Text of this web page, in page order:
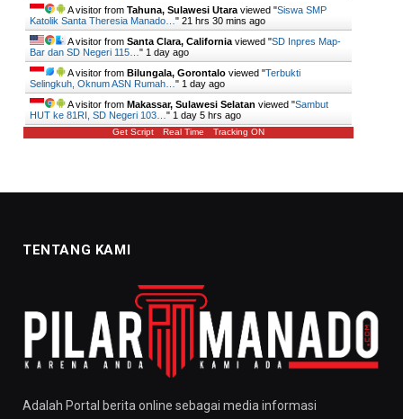
A visitor from Tahuna, Sulawesi Utara viewed "Siswa SMP
Katolik Santa Theresia Manado… " 21 hrs 30 mins ago
A visitor from Santa Clara, California viewed "SD Inpres Map-
Bar dan SD Negeri 115… " 1 day ago
A visitor from Bilungala, Gorontalo viewed "Terbukti
Selingkuh, Oknum ASN Rumah… " 1 day ago
A visitor from Makassar, Sulawesi Selatan viewed "Sambut
HUT ke 81RI, SD Negeri 103… " 1 day 5 hrs ago
Get Script Real Time Tracking ON
TENTANG KAMI
Adalah Portal berita online sebagai media informasi